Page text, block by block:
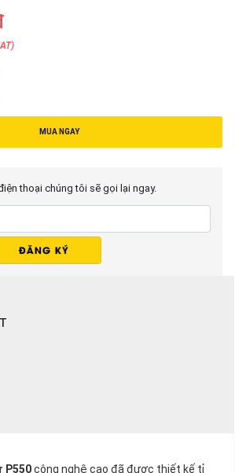
MUA NGAY
thoại chúng tôi sẽ gọi lại ngay.
P550công nghệ cao đã được thiết kế tỉ